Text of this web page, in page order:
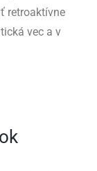
retroaktívne
vec a v